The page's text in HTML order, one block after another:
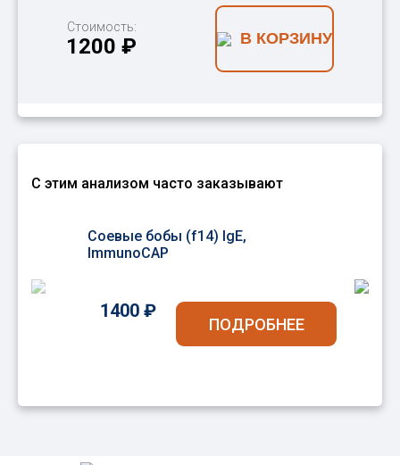
Стоимость:
1200 ₽ В КОРЗИНУ
С этим анализом часто заказывают
Соевые бобы (f14) IgE,
ImmunoCAP
1400 ₽
ПОДРОБНЕЕ